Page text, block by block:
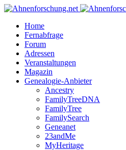
Home
Fernabfrage
Forum
Adressen
Veranstaltungen
Magazin
Genealogie-Anbieter
Ancestry
FamilyTreeDNA
FamilyTree
FamilySearch
Geneanet
23andMe
MyHeritage